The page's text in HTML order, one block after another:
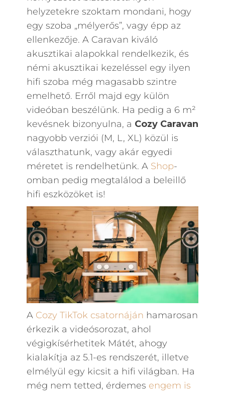
helyzetekre szoktam mondani, hogy
egy szoba „mélyerős”, vagy épp az
ellenkezője. A Caravan kiváló
akusztikai alapokkal rendelkezik, és
némi akusztikai kezeléssel egy ilyen
hifi szoba még magasabb szintre
emelhető. Erről majd egy külön
videóban beszélünk. Ha pedig a 6 m²
kevésnek bizonyulna, a Cozy Caravan
nagyobb verziói (M, L, XL) közül is
választhatunk, vagy akár egyedi
méretet is rendelhetünk. A Shop-
omban pedig megtalálod a beleillő
hifi eszközöket is!
A Cozy TikTok csatornáján hamarosan
érkezik a videósorozat, ahol
végigkísérhetitek Mátét, ahogy
kialakítja az 5.1-es rendszerét, illetve
elmélyül egy kicsit a hifi világban. Ha
még nem tetted, érdemes engem is